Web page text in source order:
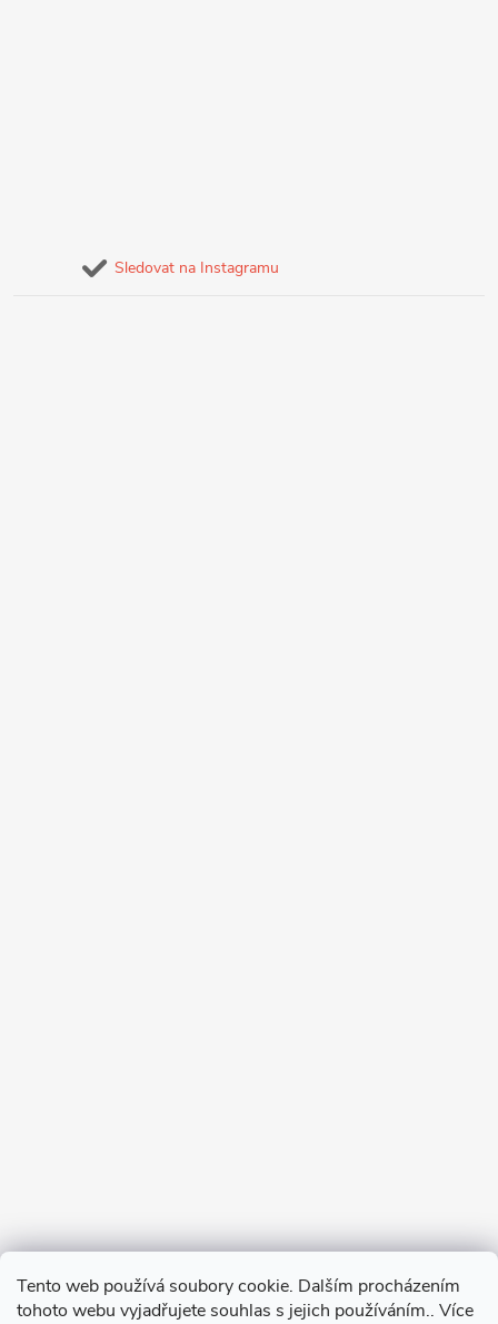
Tento web používá soubory cookie. Dalším procházením
tohoto webu vyjadřujete souhlas s jejich používáním.. Více
Sledovat na Instagramu